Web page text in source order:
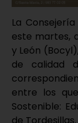
La
este martes,
y León
de calidad
entre los
Sostenible: